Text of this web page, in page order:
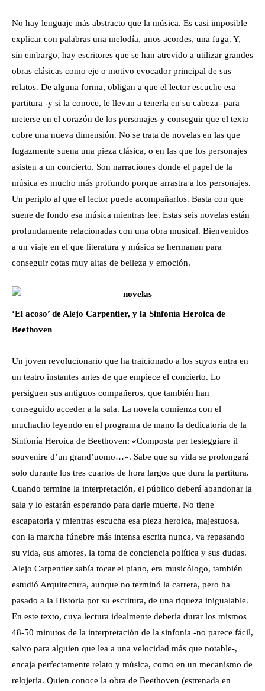
No hay lenguaje más abstracto que la música. Es casi imposible
explicar con palabras una melodía, unos acordes, una fuga. Y,
sin embargo, hay escritores que se han atrevido a utilizar grandes
obras clásicas como eje o motivo evocador principal de sus
relatos. De alguna forma, obligan a que el lector escuche esa
partitura -y si la conoce, le llevan a tenerla en su cabeza- para
meterse en el corazón de los personajes y conseguir que el texto
cobre una nueva dimensión. No se trata de novelas en las que
fugazmente suena una pieza clásica, o en las que los personajes
asisten a un concierto. Son narraciones donde el papel de la
música es mucho más profundo porque arrastra a los personajes.
Un periplo al que el lector puede acompañarlos. Basta con que
suene de fondo esa música mientras lee. Estas seis novelas están
profundamente relacionadas con una obra musical. Bienvenidos
a un viaje en el que literatura y música se hermanan para
conseguir cotas muy altas de belleza y emoción.
‘El acoso’ de Alejo Carpentier, y la Sinfonía Heroica de
Beethoven
Un joven revolucionario que ha traicionado a los suyos entra en
un teatro instantes antes de que empiece el concierto. Lo
persiguen sus antiguos compañeros, que también han
conseguido acceder a la sala. La novela comienza con el
muchacho leyendo en el programa de mano la dedicatoria de la
Sinfonía Heroica de Beethoven: «Composta per festeggiare il
souvenire d’un grand’uomo…». Sabe que su vida se prolongará
solo durante los tres cuartos de hora largos que dura la partitura.
Cuando termine la interpretación, el público deberá abandonar la
sala y lo estarán esperando para darle muerte. No tiene
escapatoria y mientras escucha esa pieza heroica, majestuosa,
con la marcha fúnebre más intensa escrita nunca, va repasando
su vida, sus amores, la toma de conciencia política y sus dudas.
Alejo Carpentier sabía tocar el piano, era musicólogo, también
estudió Arquitectura, aunque no terminó la carrera, pero ha
pasado a la Historia por su escritura, de una riqueza inigualable.
En este texto, cuya lectura idealmente debería durar los mismos
48-50 minutos de la interpretación de la sinfonía -no parece fácil,
salvo para alguien que lea a una velocidad más que notable-,
encaja perfectamente relato y música, como en un mecanismo de
relojería. Quien conoce la obra de Beethoven (estrenada en